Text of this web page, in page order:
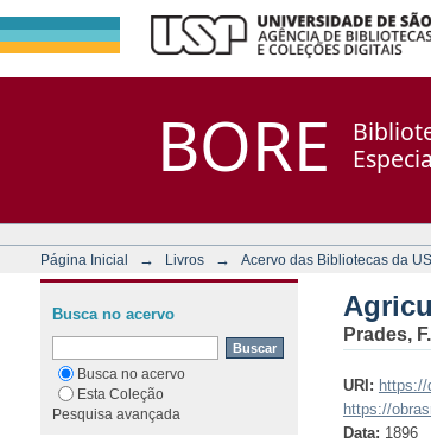
BORE
Página Inicial → Livros → Acervo das Bibliotecas da
Prades,
URI: https://
https://
Data: 1896
Busca no acervo
Busca no acervo
Esta Coleção
Pesquisa avançada